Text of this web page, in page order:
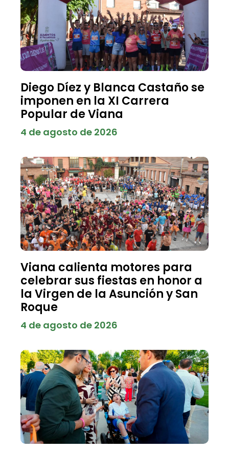
Diego Díez y Blanca Castaño se
imponen en la XI Carrera
Popular de Viana
4 de agosto de 2026
Viana calienta motores para
celebrar sus fiestas en honor a
la Virgen de la Asunción y San
Roque
4 de agosto de 2026